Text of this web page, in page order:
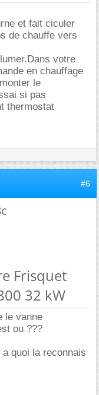
et fait ciculer
de chauffe vers
votre
en chauffage
le
si pas
thermostat
#6
Frisquet
32 kW
le vanne
ou ???
quoi la reconnais